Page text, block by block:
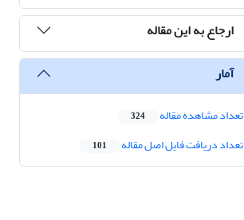
ارجاع به این مقاله
آمار
تعداد مشاهده مقاله 324
تعداد دریافت فایل اصل مقاله 101